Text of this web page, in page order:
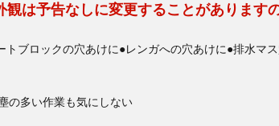
は予告なしに変更することがあります
トブロックの穴あけに●レンガへの穴あけに●排水マ
の多い作業も気にしない